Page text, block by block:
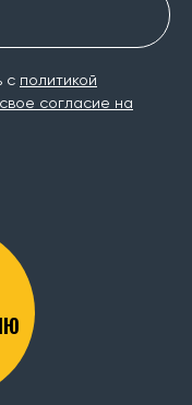
с политикой
согласие на